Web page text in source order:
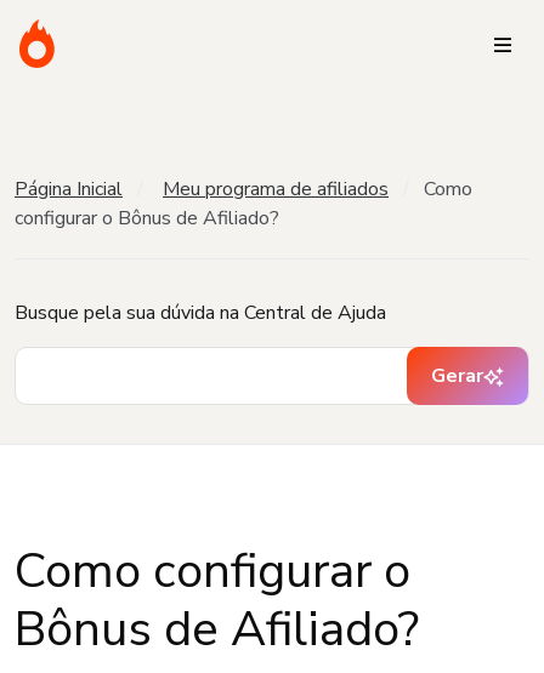
Página Inicial Meu programa de afiliados
Como
configurar o Bônus de Afiliado?
Busque pela sua dúvida na Central de Ajuda
Gerar
Como configurar o
Bônus de Afiliado?